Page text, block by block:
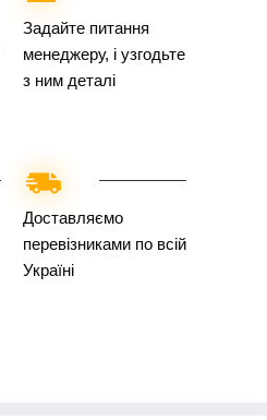
Задайте питання
менеджеру, і узгодьте
з ним деталі
Доставляємо
перевізниками по всій
Україні